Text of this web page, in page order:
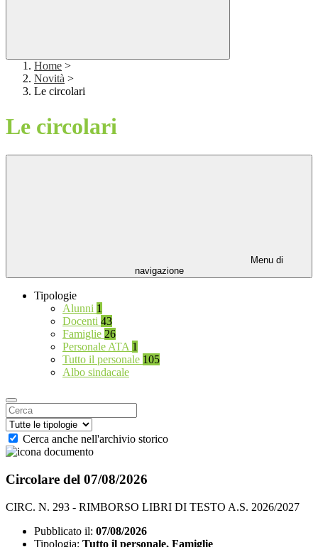
Home >
Novità >
Le circolari
Le circolari
Menu di
navigazione
Tipologie
Alunni 1
Docenti 43
Famiglie 26
Personale ATA 1
Tutto il personale 105
Albo sindacale
Cerca anche nell'archivio storico
Circolare del 07/08/2026
CIRC. N. 293 - RIMBORSO LIBRI DI TESTO A.S. 2026/2027
Pubblicato il: 07/08/2026
Tipologia: Tutto il personale, Famiglie